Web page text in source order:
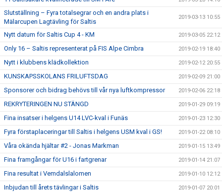
Slutställning – Fyra totalsegrar och en andra plats i
Mälarcupen Lagtävling för Saltis
2019-03-13 10:55
Nytt datum för Saltis Cup 4 - KM 2019-03-05 22:12
Only 16 – Saltis representerat på FIS Alpe Cimbra 2019-02-19 18:40
Nytt i klubbens klädkollektion 2019-02-12 20:55
KUNSKAPSSKOLANS FRILUFTSDAG 2019-02-09 21:00
Sponsorer och bidrag behövs till vår nya luftkompressor 2019-02-06 22:18
REKRYTERINGEN NU STÄNGD 2019-01-29 09:19
Fina insatser i helgens U14 LVC-kval i Funäs 2019-01-23 12:30
Fyra förstaplaceringar till Saltis i helgens USM kval i GS! 2019-01-22 08:10
Våra okända hjältar #2 - Jonas Markman 2019-01-15 13:49
Fina framgångar för U16 i fartgrenar 2019-01-14 21:07
Fina resultat i Vemdalslalomen 2019-01-10 12:12
Inbjudan till årets tävlingar i Saltis 2019-01-07 20:01